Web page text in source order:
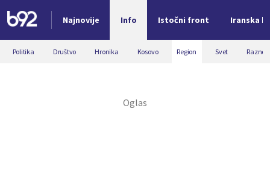
Najnovije Info Istočni front Iranska
Nova vest
Politika Društvo Hronika Kosovo Region Svet Razno